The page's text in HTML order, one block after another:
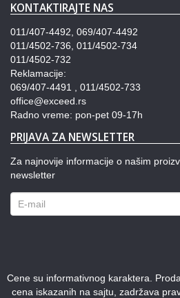
KONTAKTIRAJTE NAS
011/407-4492, 069/407-4492
011/4502-736, 011/4502-734
011/4502-732
Reklamacije:
069/407-4491 , 011/4502-733
office@exceed.rs
Radno vreme: pon-pet 09-17h
PRIJAVA ZA NEWSLETTER
Za najnovije informacije o našim
newsletter
Cene su informativnog karaktera.
cena iskazanih na sajtu, zadržava